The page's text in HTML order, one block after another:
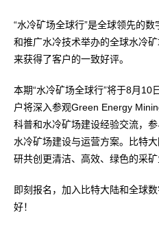
“水冷矿场全球行”是全球领先的
和推广水冷技术举办的全球水冷
来获得了客户的一致好评。
本期“水冷矿场全球行”将于8月10
户将深入参观Green Energy
科普和水冷矿场建设经验交流，
水冷矿场建设与运营方案。比特
研共创更清洁、高效、绿色的采矿
即刻报名，加入比特大陆和全球
好！